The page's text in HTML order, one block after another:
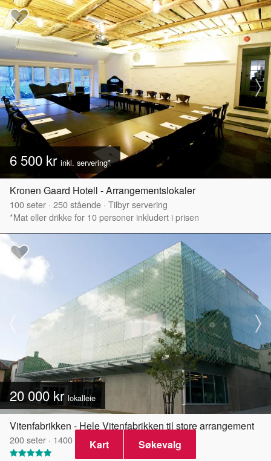
6 500 krinkl. servering*
Kronen Gaard Hotell - Arrangementslokaler
100seter · 250stående · Tilbyr servering
*Mat eller drikke for 10 personer inkludert i prisen
20 000 kr lokalleie
Vitenfabrikken - Hele Vitenfabrikken til store arrangement
200seter · 1400 stående· Tilbyr servering
Kart Søkevalg